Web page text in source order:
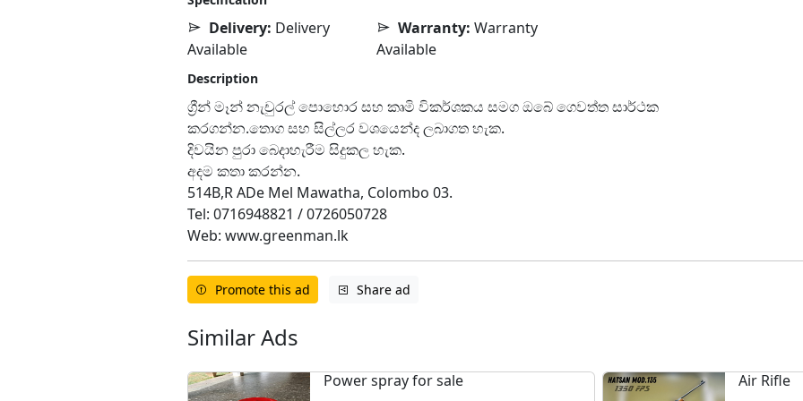
Delivery: Delivery
Available
Warranty: Warranty
Available
Description
ග්‍රීන් මෑන් නැචුරල් පොහොර සහ කෘමි විකර්ශකය සමග ඔබේ ගෙවත්ත සාර්ථක
කරගන්න.තොග සහ සිල්ලර වශයෙන්ද ලබාගත හැක.
දිවයින පුරා බෙදාහැරීම සිදුකල හැක.
අදම කතා කරන්න.
514B,R ADe Mel Mawatha, Colombo 03.
Tel: 0716948821 / 0726050728
Web: www.greenman.lk
Promote this ad Share ad
Similar Ads
Power spray for sale Air Rifle